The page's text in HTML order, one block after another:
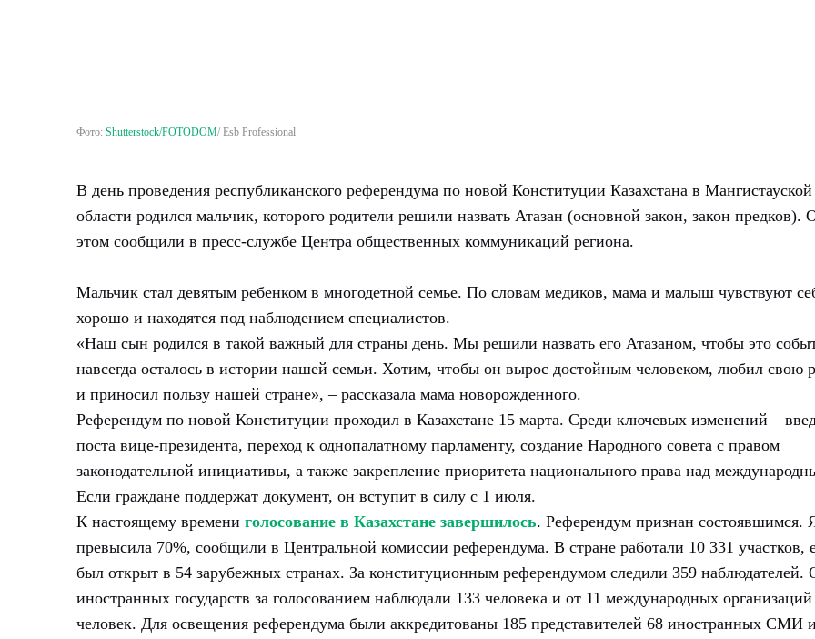
Фото: Shutterstock/FOTODOM/ Esb Professional
В день проведения республиканского референдума по новой Конституции Казахстана в Мангистауской
области родился мальчик, которого родители решили назвать Атазан (основной закон, закон предков).
этом сообщили в пресс-службе Центра общественных коммуникаций региона.
Мальчик стал девятым ребенком в многодетной семье. По словам медиков, мама и малыш чувствуют
хорошо и находятся под наблюдением специалистов.
«Наш сын родился в такой важный для страны день. Мы решили назвать его Атазаном, чтобы это
навсегда осталось в истории нашей семьи. Хотим, чтобы он вырос достойным человеком, любил свою
и приносил пользу нашей стране», – рассказала мама новорожденного.
Референдум по новой Конституции проходил в Казахстане 15 марта. Среди ключевых изменений –
поста вице-президента, переход к однопалатному парламенту, создание Народного совета с правом
законодательной инициативы, а также закрепление приоритета национального права над
Если граждане поддержат документ, он вступит в силу с 1 июля.
К настоящему времени голосование в Казахстане завершилось. Референдум признан состоявшимся.
превысила 70%, сообщили в Центральной комиссии референдума. В стране работали 10 331 участков,
был открыт в 54 зарубежных странах. За конституционным референдумом следили 359 наблюдателей.
иностранных государств за голосованием наблюдали 133 человека и от 11 международных
человек. Для освещения референдума были аккредитованы 185 представителей 68 иностранных СМИ